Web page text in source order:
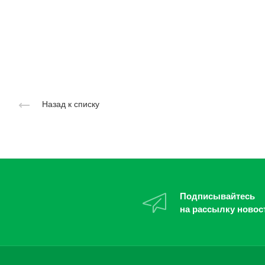
Назад к списку
Подписывайтесь
на рассылку